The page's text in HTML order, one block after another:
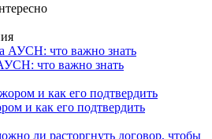
что важно знать
и как его подтвердить